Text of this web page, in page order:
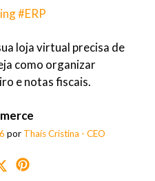
#ERP
loja virtual precisa de
como organizar
e notas fiscais.
por Thaís Cristina - CEO